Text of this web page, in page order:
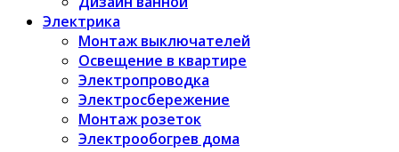
Электрика
Монтаж выключателей
Освещение в квартире
Электропроводка
Электросбережение
Монтаж розеток
Электрообогрев дома